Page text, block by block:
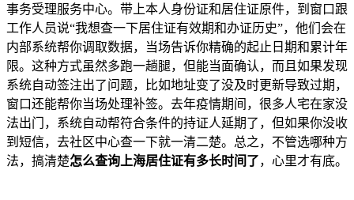
事务受理服务中心。带上本人身份证和居住证原件，到窗口跟
工作人员说“我想查一下居住证有效期和办证历史”，他们会在
内部系统帮你调取数据，当场告诉你精确的起止日期和累计年
限。这种方式虽然多跑一趟腿，但能当面确认，而且如果发现
系统自动签注出了问题，比如地址变了没及时更新导致过期，
窗口还能帮你当场处理补签。去年疫情期间，很多人宅在家没
法出门，系统自动帮符合条件的持证人延期了，但如果你没收
到短信，去社区中心查一下就一清二楚。总之，不管选哪种方
法，搞清楚怎么查询上海居住证有多长时间了，心里才有底。